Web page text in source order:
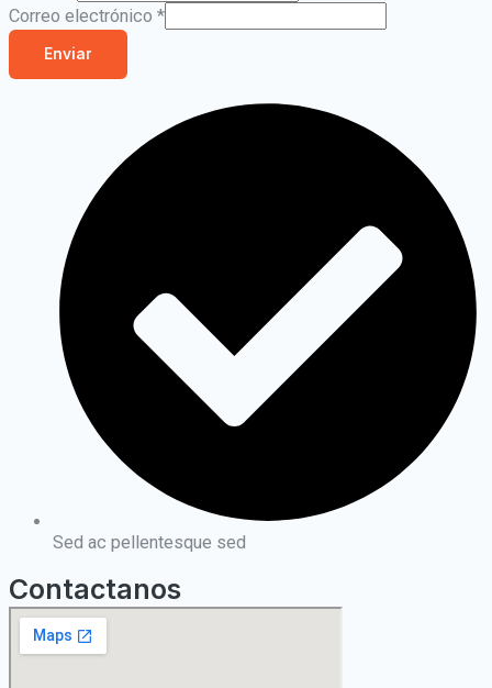
Correo electrónico *
Enviar
Sed ac pellentesque sed
Contactanos